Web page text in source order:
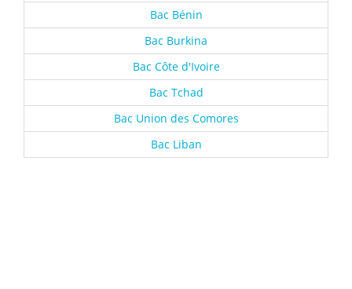
Bac Bénin
Bac Burkina
Bac Côte d'Ivoire
Bac Tchad
Bac Union des Comores
Bac Liban